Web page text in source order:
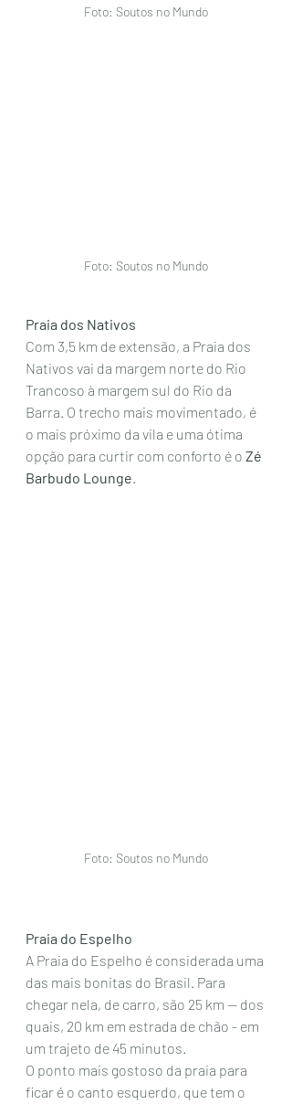
Foto: Soutos no Mundo
Foto: Soutos no Mundo
Praia dos Nativos
Com 3,5 km de extensão, a Praia dos
Nativos vai da margem norte do Rio
Trancoso à margem sul do Rio da
Barra. O trecho mais movimentado, é
o mais próximo da vila e uma ótima
opção para curtir com conforto é o Zé
Barbudo Lounge.
Foto: Soutos no Mundo
Praia do Espelho
A Praia do Espelho é considerada uma
das mais bonitas do Brasil. Para
chegar nela, de carro, são 25 km — dos
quais, 20 km em estrada de chão - em
um trajeto de 45 minutos.
O ponto mais gostoso da praia para
ficar é o canto esquerdo, que tem o